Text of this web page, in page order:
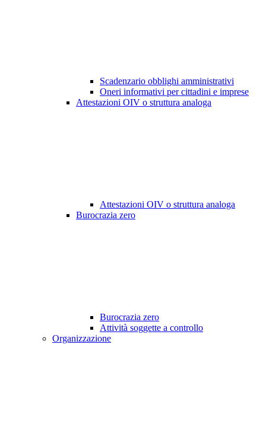
Scadenzario obblighi amministrativi
Oneri informativi per cittadini e imprese
Attestazioni OIV o struttura analoga
Attestazioni OIV o struttura analoga
Burocrazia zero
Burocrazia zero
Attività soggette a controllo
Organizzazione